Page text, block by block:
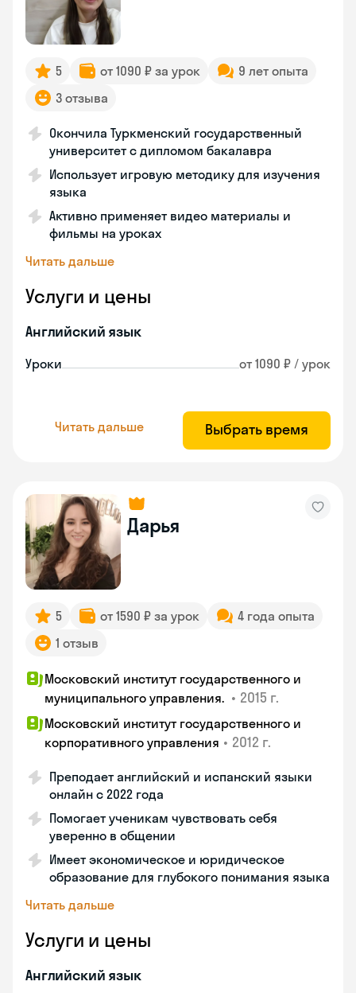
5 от 1090 ₽ за урок
9 лет опыта
3 отзыва
Окончила Туркменский государственный
университет с дипломом бакалавра
Использует игровую методику для изучения
языка
Активно применяет видео материалы и
фильмы на уроках
Читать дальше
Услуги и цены
Английский язык
Уроки от 1090 ₽ / урок
Читать дальше Выбрать время
Дарья
5 от 1590 ₽ за урок
4 года опыта
1 отзыв
Московский институт государственного и
муниципального управления. • 2015 г.
Московский институт государственного и
корпоративного управления • 2012 г.
Преподает английский и испанский языки
онлайн с 2022 года
Помогает ученикам чувствовать себя
уверенно в общении
Имеет экономическое и юридическое
образование для глубокого понимания языка
Читать дальше
Услуги и цены
Английский язык